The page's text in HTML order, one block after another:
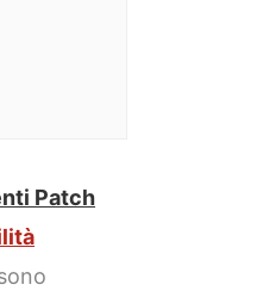
Patch